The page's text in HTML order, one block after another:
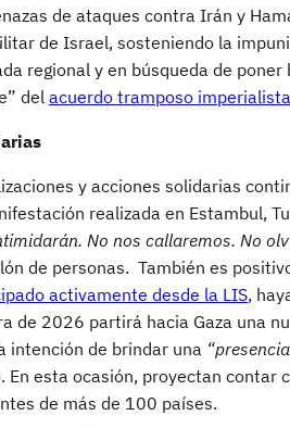
de ataques contra Irán y
de Israel, sosteniendo la
regional y en búsqueda de poner
del acuerdo tramposo
y acciones solidarias
realizada en Estambul,
No nos callaremos. No
de personas. También es
activamente desde la LIS,
de 2026 partirá hacia Gaza una
intención de brindar una
En esta ocasión, proyectan contar
de más de 100 países.